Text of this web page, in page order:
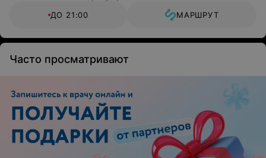
ДО 21:00
МАРШРУТ
Часто просматривают